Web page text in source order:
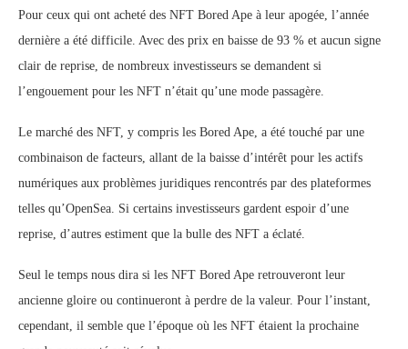
Pour ceux qui ont acheté des NFT Bored Ape à leur apogée, l’année
dernière a été difficile. Avec des prix en baisse de 93 % et aucun signe
clair de reprise, de nombreux investisseurs se demandent si
l’engouement pour les NFT n’était qu’une mode passagère.
Le marché des NFT, y compris les Bored Ape, a été touché par une
combinaison de facteurs, allant de la baisse d’intérêt pour les actifs
numériques aux problèmes juridiques rencontrés par des plateformes
telles qu’OpenSea. Si certains investisseurs gardent espoir d’une
reprise, d’autres estiment que la bulle des NFT a éclaté.
Seul le temps nous dira si les NFT Bored Ape retrouveront leur
ancienne gloire ou continueront à perdre de la valeur. Pour l’instant,
cependant, il semble que l’époque où les NFT étaient la prochaine